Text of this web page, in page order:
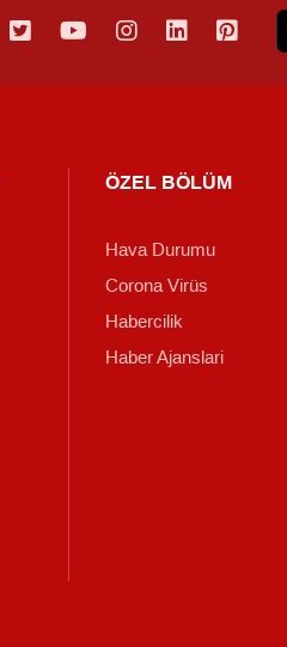
ÖZEL BÖLÜM
Hava Durumu
Corona Virüs
Habercilik
Haber Ajanslari